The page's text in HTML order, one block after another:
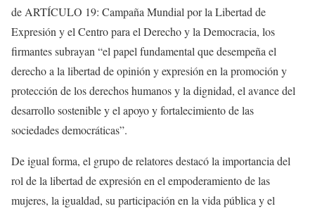
de ARTÍCULO 19: Campaña Mundial por la Libertad de
Expresión y el Centro para el Derecho y la Democracia, los
firmantes subrayan “el papel fundamental que desempeña el
derecho a la libertad de opinión y expresión en la promoción y
protección de los derechos humanos y la dignidad, el avance del
desarrollo sostenible y el apoyo y fortalecimiento de las
sociedades democráticas”.
De igual forma, el grupo de relatores destacó la importancia del
rol de la libertad de expresión en el empoderamiento de las
mujeres, la igualdad, su participación en la vida pública y el